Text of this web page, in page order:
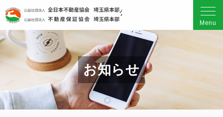
公益社団法人 全日本不動
Menu
お知らせ